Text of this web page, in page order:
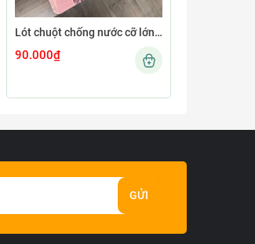
Lót chuột chống nước cỡ lớn 45x40cm dày 4mm GIRL-04-45X40-4MM
90.000₫
GỬI